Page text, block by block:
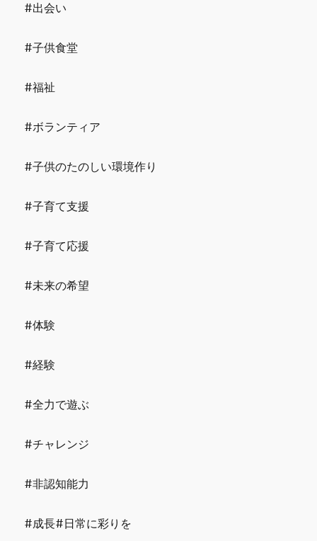
#出会い
#子供食堂
#福祉
#ボランティア
#子供のたのしい環境作り
#子育て支援
#子育て応援
#未来の希望
#体験
#経験
#全力で遊ぶ
#チャレンジ
#非認知能力
#成長#日常に彩りを